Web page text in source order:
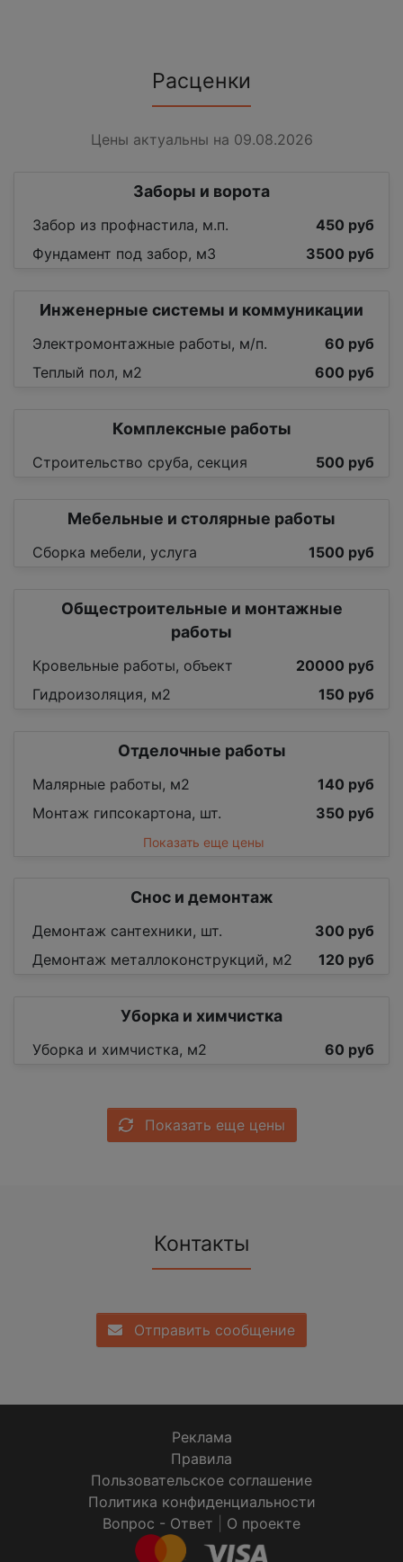
Расценки
Цены актуальны на 09.08.2026
Заборы и ворота
Забор из профнастила, м.п.
450 руб
Фундамент под забор, м3
3500 руб
Инженерные системы и коммуникации
Электромонтажные работы, м/п.
60 руб
Теплый пол, м2
600 руб
Комплексные работы
Строительство сруба, секция 500 руб
Мебельные и столярные работы
Сборка мебели, услуга 1500 руб
Общестроительные и монтажные
работы
Кровельные работы, объект
20000 руб
Гидроизоляция, м2
150 руб
Отделочные работы
Малярные работы, м2
140 руб
Монтаж гипсокартона, шт.
350 руб
Показать еще цены
Снос и демонтаж
Демонтаж сантехники, шт.
300 руб
Демонтаж металлоконструкций, м2
120 руб
Уборка и химчистка
Уборка и химчистка, м2 60 руб
Показать еще цены
Контакты
Отправить сообщение
Реклама
Правила
Пользовательское соглашение
Политика конфиденциальности
Вопрос - Ответ
О проекте